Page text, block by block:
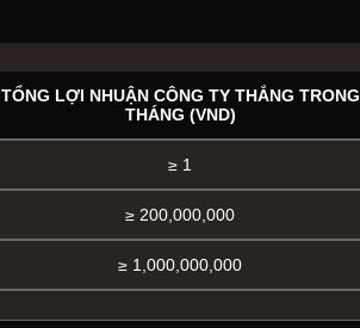
TỔNG LỢI NHUẬN CÔNG TY THẮNG TRONG
THÁNG (VND)
≥ 1
≥ 200,000,000
≥ 1,000,000,000